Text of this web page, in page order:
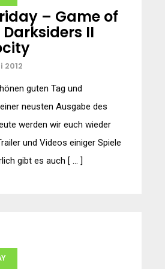
– Game of
II
2012
guten Tag und
neusten Ausgabe des
werden wir euch wieder
und Videos einiger Spiele
gibt es auch [ … ]